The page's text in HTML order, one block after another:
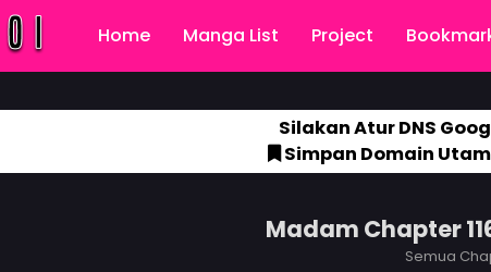
Home Manga List Project
Silakan Atur DNS
Simpan Domain
Madam Chapter
Semua